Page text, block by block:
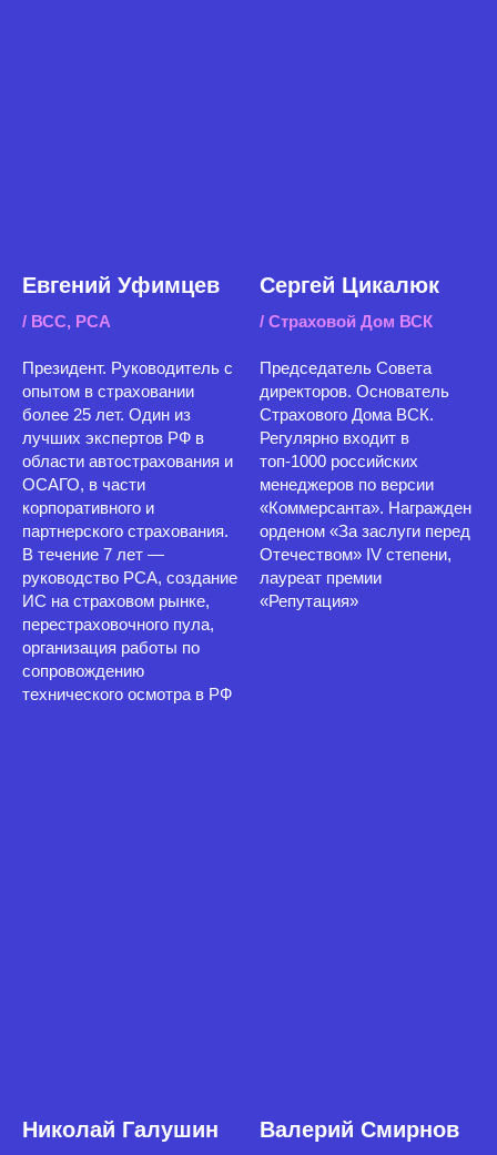
Евгений Уфимцев
/ ВСС, РСА
Президент. Руководитель с
опытом в страховании
более 25 лет. Один из
лучших экспертов РФ в
области автострахования и
ОСАГО, в части
корпоративного и
партнерского страхования.
В течение 7 лет —
руководство РСА, создание
ИС на страховом рынке,
перестраховочного пула,
организация работы по
сопровождению
технического осмотра в РФ
Сергей Цикалюк
/ Страховой Дом ВСК
Председатель Совета
директоров. Основатель
Страхового Дома ВСК.
Регулярно входит в
топ-1000 российских
менеджеров по версии
«Коммерсанта». Награжден
орденом «За заслуги перед
Отечеством» IV степени,
лауреат премии
«Репутация»
Николай Галушин Валерий Смирнов